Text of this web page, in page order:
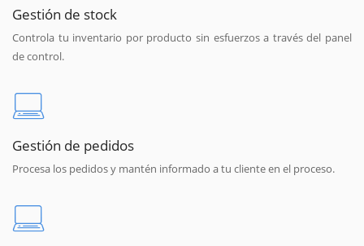
Gestión de stock
Controla tu inventario por producto sin esfuerzos a través del panel
de control.
Gestión de pedidos
Procesa los pedidos y mantén informado a tu cliente en el proceso.